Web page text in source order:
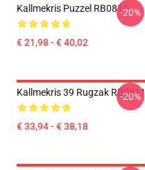
Kallmekris Puzzel RB0811
€ 21,98 - € 40,02
-20%
Kallmekris 39 Rugzak RB0811
€ 33,94 - € 38,18
-20%